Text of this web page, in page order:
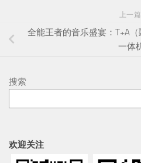
上一篇
全能王者的音乐盛宴：T+A（
一体
搜索
欢迎关注